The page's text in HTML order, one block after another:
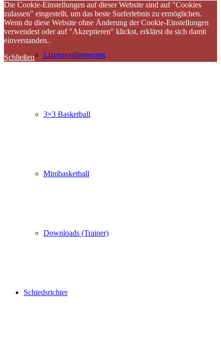
Lizenzverlängerung
3×3 Basketball
Minibasketball
Downloads (Trainer)
Schiedsrichter
Die Cookie-Einstellungen auf dieser Website sind auf "Cookies
zulassen" eingestellt, um das beste Surferlebnis zu ermöglichen.
Wenn du diese Website ohne Änderung der Cookie-Einstellungen
verwendest oder auf "Akzeptieren" klickst, erklärst du sich damit
einverstanden..
Schließen